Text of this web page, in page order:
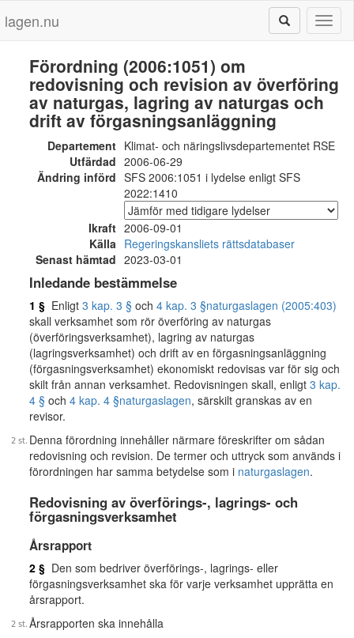
lagen.nu
Förordning (2006:1051) om
redovisning och revision av överföring
av naturgas, lagring av naturgas och
drift av förgasningsanläggning
Departement Klimat- och näringslivsdepartementet RSE
Utfärdad 2006-06-29
Ändring införd SFS 2006:1051 i lydelse enligt SFS
2022:1410
Ikraft 2006-09-01
Källa Regeringskansliets rättsdatabaser
Senast hämtad 2023-03-01
Inledande bestämmelse
1 § Enligt 3 kap. 3 § och 4 kap. 3 §naturgaslagen (2005:403)
skall verksamhet som rör överföring av naturgas
(överföringsverksamhet), lagring av naturgas
(lagringsverksamhet) och drift av en förgasningsanläggning
(förgasningsverksamhet) ekonomiskt redovisas var för sig och
skilt från annan verksamhet. Redovisningen skall, enligt 3 kap.
4 § och 4 kap. 4 §naturgaslagen, särskilt granskas av en
revisor.
Denna förordning innehåller närmare föreskrifter om sådan
redovisning och revision. De termer och uttryck som används i
förordningen har samma betydelse som i naturgaslagen.
Redovisning av överförings-, lagrings- och
förgasningsverksamhet
Årsrapport
2 § Den som bedriver överförings-, lagrings- eller
förgasningsverksamhet ska för varje verksamhet upprätta en
årsrapport.
Årsrapporten ska innehålla